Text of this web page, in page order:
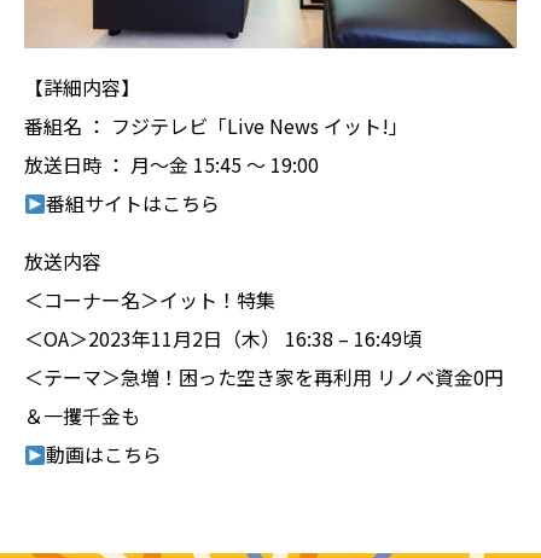
【詳細内容】
番組名 ： フジテレビ「Live News イット!」
放送日時 ： 月～金 15:45 ～ 19:00
番組サイトはこちら
放送内容
＜コーナー名＞イット！特集
＜OA＞2023年11月2日（木） 16:38 – 16:49頃
＜テーマ＞急増！困った空き家を再利用 リノベ資金0円
＆一攫千金も
動画はこちら